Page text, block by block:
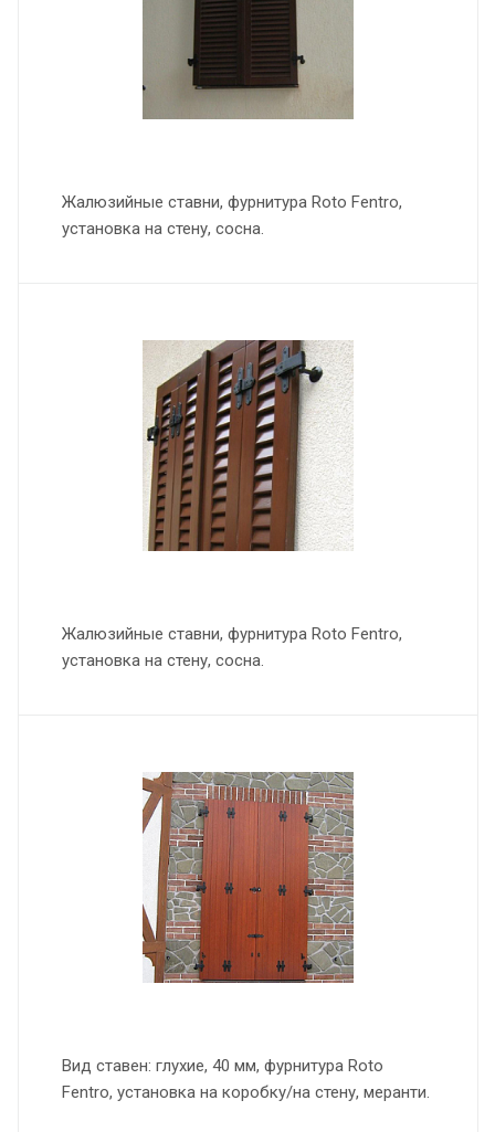
Жалюзийные ставни, фурнитура Roto Fentro,
установка на стену, сосна.
Жалюзийные ставни, фурнитура Roto Fentro,
установка на стену, сосна.
Вид ставен: глухие, 40 мм, фурнитура Roto
Fentro, установка на коробку/на стену, меранти.